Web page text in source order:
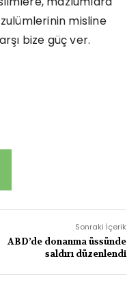
misline
bize güç ver.
Sonraki İçerik
ABD’de donanma üssünde
saldırı düzenlendi